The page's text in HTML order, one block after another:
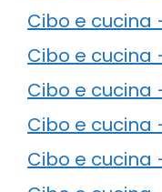
Cibo e
Cibo e cucina
Cibo e cucina
Cibo e cucina
Cibo e cucina